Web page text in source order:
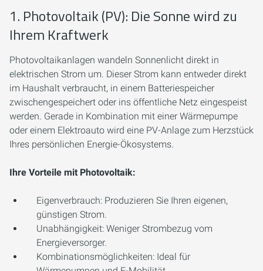
1. Photovoltaik (PV): Die Sonne wird zu
Ihrem Kraftwerk
Photovoltaikanlagen wandeln Sonnenlicht direkt in
elektrischen Strom um. Dieser Strom kann entweder direkt
im Haushalt verbraucht, in einem Batteriespeicher
zwischengespeichert oder ins öffentliche Netz eingespeist
werden. Gerade in Kombination mit einer Wärmepumpe
oder einem Elektroauto wird eine PV-Anlage zum Herzstück
Ihres persönlichen Energie-Ökosystems.
Ihre Vorteile mit Photovoltaik:
Eigenverbrauch: Produzieren Sie Ihren eigenen,
günstigen Strom.
Unabhängigkeit: Weniger Strombezug vom
Energieversorger.
Kombinationsmöglichkeiten: Ideal für